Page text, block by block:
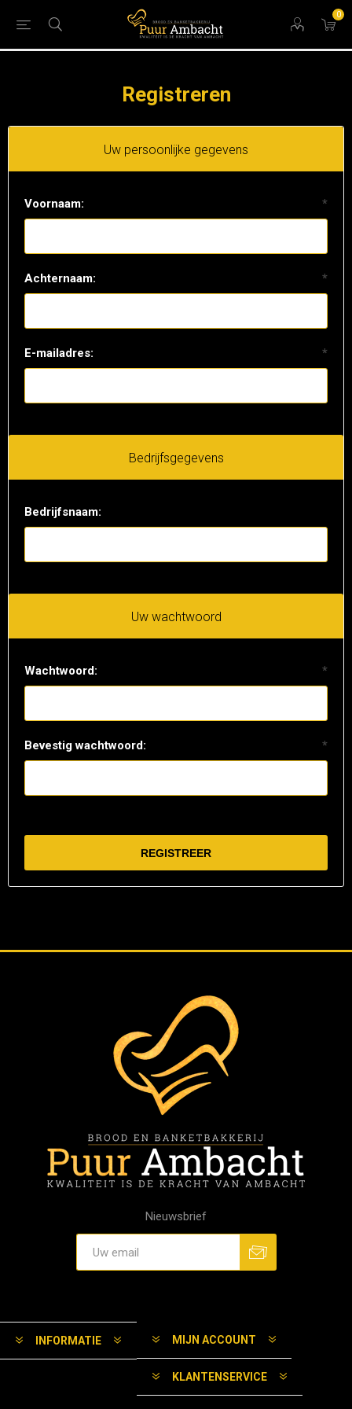
0
Registreren
Uw persoonlijke gegevens
Voornaam: *
Achternaam: *
E-mailadres: *
Bedrijfsgegevens
Bedrijfsnaam:
Uw wachtwoord
Wachtwoord: *
Bevestig wachtwoord: *
Nieuwsbrief
INFORMATIE MIJN ACCOUNT
KLANTENSERVICE